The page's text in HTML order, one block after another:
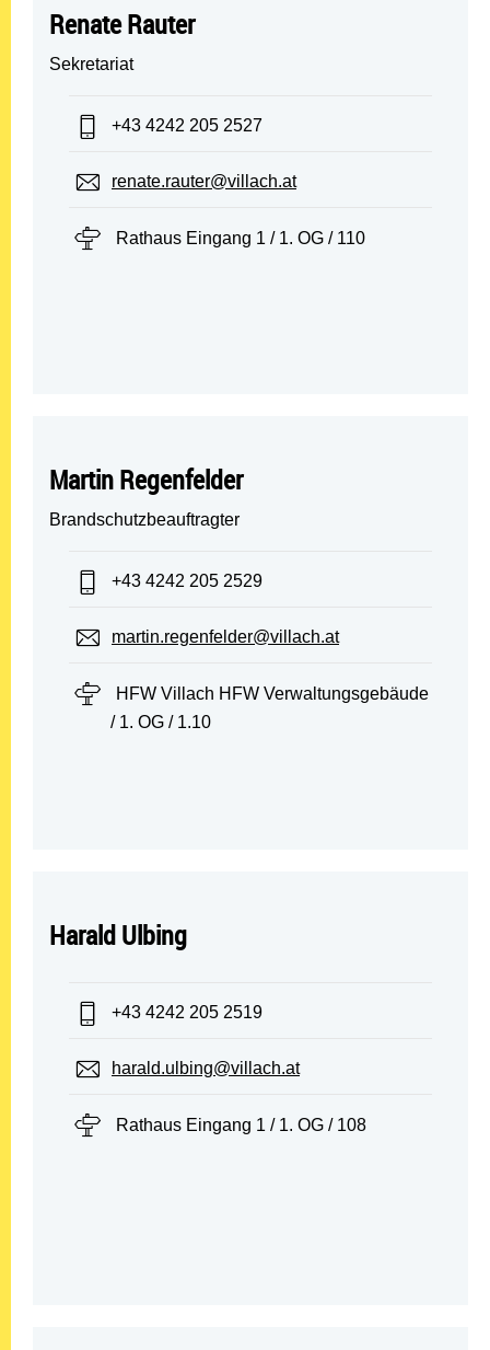
Renate Rauter
Sekretariat
Telefon:
+43 4242 205 2527
E-Mail:
renate.rauter@villach.at
Standort:
Rathaus Eingang 1 / 1. OG / 110
Martin Regenfelder
Brandschutzbeauftragter
Telefon:
+43 4242 205 2529
E-Mail:
martin.regenfelder@villach.at
Standort:
HFW Villach HFW Verwaltungsgebäude
/ 1. OG / 1.10
Harald Ulbing
Telefon:
+43 4242 205 2519
E-Mail:
harald.ulbing@villach.at
Standort:
Rathaus Eingang 1 / 1. OG / 108